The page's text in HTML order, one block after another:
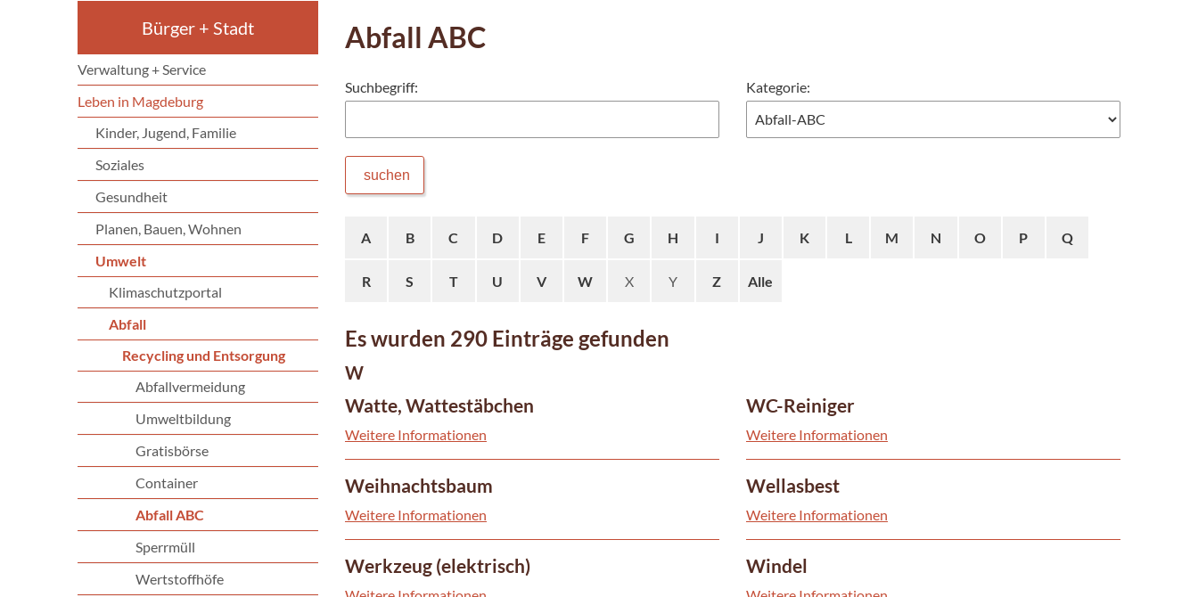
Bürger + Stadt
Verwaltung + Service
Leben in Magdeburg
Kinder, Jugend, Familie
Soziales
Gesundheit
Planen, Bauen, Wohnen
Umwelt
Klimaschutzportal
Abfall
Recycling und Entsorgung
Abfallvermeidung
Umweltbildung
Gratisbörse
Container
Abfall ABC
Sperrmüll
Wertstoffhöfe
Abfall ABC
Suchbegriff: Kategorie:
suchen
A B C D E F G H I J K L M N O P Q
R S T U V W X Y Z Alle
Es wurden 290 Einträge gefunden
W
Watte, Wattestäbchen
Weitere Informationen
WC-Reiniger
Weitere Informationen
Weihnachtsbaum
Weitere Informationen
Wellasbest
Weitere Informationen
Werkzeug (elektrisch) Windel